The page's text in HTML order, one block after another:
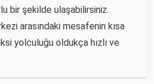
bir şekilde ulaşabilirsiniz.
arasındaki mesafenin kısa
yolculuğu oldukça hızlı ve